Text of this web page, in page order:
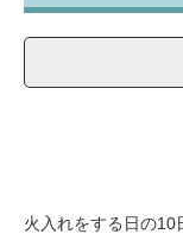
火入れをする日の10